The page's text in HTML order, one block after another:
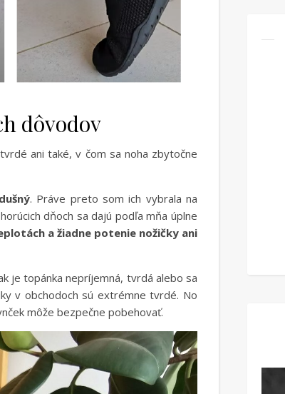
dôvodov
ani také, v čom sa noha zbytočne
. Práve preto som ich vybrala na
dňoch sa dajú podľa mňa úplne
a žiadne potenie nožičky ani
je topánka nepríjemná, tvrdá alebo sa
v obchodoch sú extrémne tvrdé. No
môže bezpečne pobehovať.